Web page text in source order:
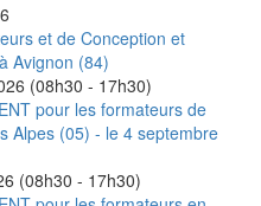
et de Conception et
Avignon (84)
(08h30 - 17h30)
pour les formateurs de
Alpes (05) - le 4 septembre
(08h30 - 17h30)